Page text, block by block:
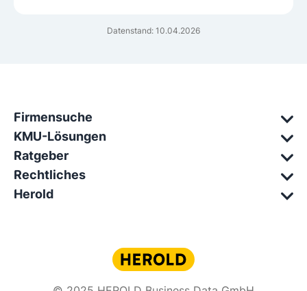
Datenstand: 10.04.2026
Firmensuche
KMU-Lösungen
Ratgeber
Rechtliches
Herold